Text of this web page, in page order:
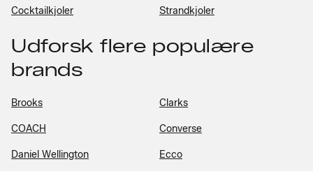
Cocktailkjoler Strandkjoler
Udforsk flere populære
brands
Brooks Clarks
COACH Converse
Daniel Wellington Ecco